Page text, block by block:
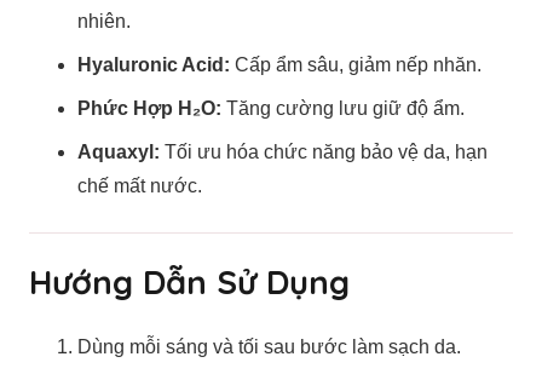
nhiên.
Hyaluronic Acid: Cấp ẩm sâu, giảm nếp nhăn.
Phức Hợp H₂O: Tăng cường lưu giữ độ ẩm.
Aquaxyl: Tối ưu hóa chức năng bảo vệ da, hạn
chế mất nước.
Hướng Dẫn Sử Dụng
Dùng mỗi sáng và tối sau bước làm sạch da.